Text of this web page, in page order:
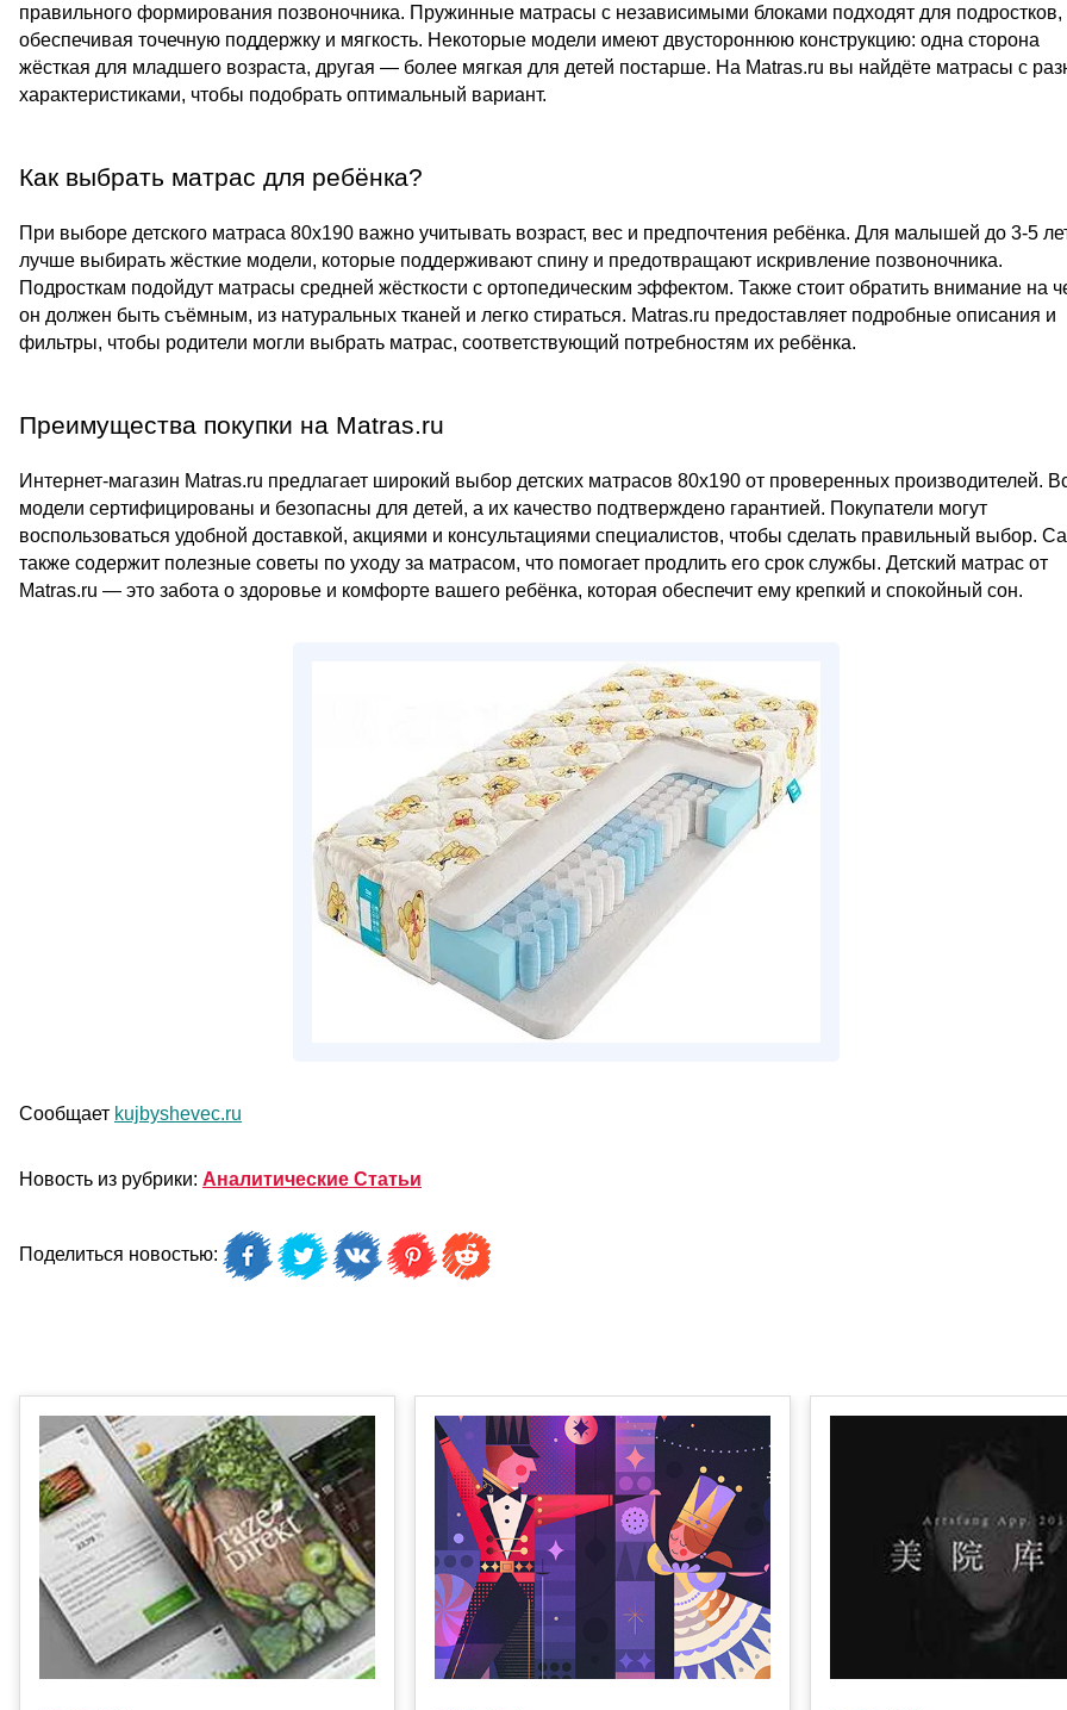
правильного формирования позвоночника. Пружинные матрасы с независимыми блоками подходят для подростков,
обеспечивая точечную поддержку и мягкость. Некоторые модели имеют двустороннюю конструкцию: одна сторона
жёсткая для младшего возраста, другая — более мягкая для детей постарше. На Matras.ru вы найдёте матрасы с
характеристиками, чтобы подобрать оптимальный вариант.
Как выбрать матрас для ребёнка?
При выборе детского матраса 80x190 важно учитывать возраст, вес и предпочтения ребёнка. Для малышей до 3-5
лучше выбирать жёсткие модели, которые поддерживают спину и предотвращают искривление позвоночника.
Подросткам подойдут матрасы средней жёсткости с ортопедическим эффектом. Также стоит обратить внимание на
он должен быть съёмным, из натуральных тканей и легко стираться. Matras.ru предоставляет подробные описания и
фильтры, чтобы родители могли выбрать матрас, соответствующий потребностям их ребёнка.
Преимущества покупки на Matras.ru
Интернет-магазин Matras.ru предлагает широкий выбор детских матрасов 80x190 от проверенных производителей.
модели сертифицированы и безопасны для детей, а их качество подтверждено гарантией. Покупатели могут
воспользоваться удобной доставкой, акциями и консультациями специалистов, чтобы сделать правильный выбор.
также содержит полезные советы по уходу за матрасом, что помогает продлить его срок службы. Детский матрас от
Matras.ru — это забота о здоровье и комфорте вашего ребёнка, которая обеспечит ему крепкий и спокойный сон.
Сообщает kujbyshevec.ru
Новость из рубрики: Аналитические Статьи
Поделиться новостью: